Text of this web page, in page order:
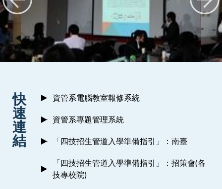
快
速
連
結
資管系電腦教室報修系統
資管系專題管理系統
「四技招生管道入學準備指引」：南臺
「四技招生管道入學準備指引」：招策會(各
技專校院)